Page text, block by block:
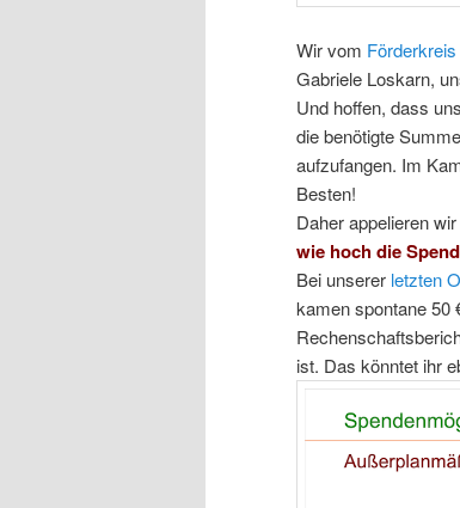
Wir vom
Gabriele Loskarn,
Und hoffen, dass
die benötigte
aufzufangen. Im
Besten!
Daher appelieren
wie hoch die
Bei unserer letzten
kamen spontane 50
ist. Das könntet ihr